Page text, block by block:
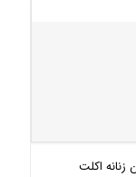
اکلت